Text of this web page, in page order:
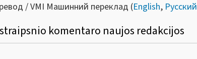
/ VMI Машинний переклад (English, Русский
komentaro naujos redakcijos